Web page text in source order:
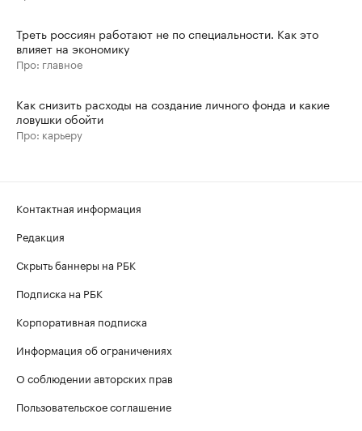
Треть россиян работают не по специальности. Как это
влияет на экономику
Про: главное
Как снизить расходы на создание личного фонда и какие
ловушки обойти
Про: карьеру
Контактная информация
Редакция
Скрыть баннеры на РБК
Подписка на РБК
Корпоративная подписка
Информация об ограничениях
О соблюдении авторских прав
Пользовательское соглашение